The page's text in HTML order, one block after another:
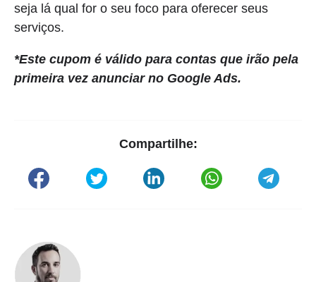
seja lá qual for o seu foco para oferecer seus
serviços.
*Este cupom é válido para contas que irão pela
primeira vez anunciar no Google Ads.
Compartilhe: